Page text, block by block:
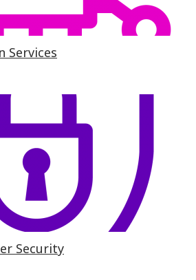
Services
Security